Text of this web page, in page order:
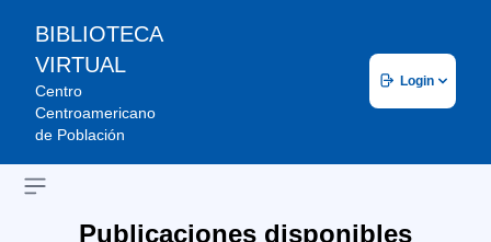
BIBLIOTECA
VIRTUAL
Centro
Centroamericano
de Población
Login
Open sidebar
Publicaciones disponibles